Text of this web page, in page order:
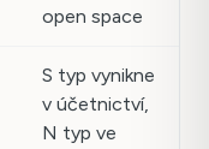
open space
S typ vynikne
v účetnictví,
N typ ve